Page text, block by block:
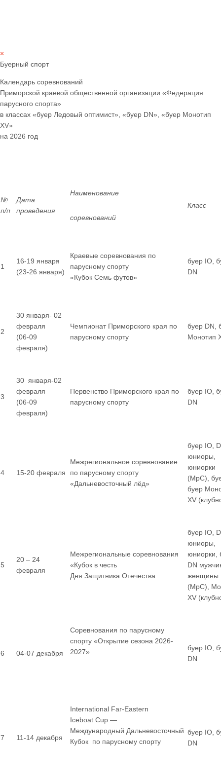
×
Буерный спорт
Календарь соревнований
Приморской краевой общественной организации «Федерация
парусного спорта»
в классах «буер Ледовый оптимист», «буер DN», «буер Монотип
XV»
на 2026 год
№
п/п
Дата
проведения
Наименование
соревнований
Класс
1
16-19 января
(23-26 января)
Краевые соревнования по
парусному спорту
«Кубок Семь футов»
буер IO,
DN
2
30 января- 02
февраля
(06-09
февраля)
Чемпионат Приморского края по
парусному спорту
буер DN,
Монотип
3
30 января-02
февраля
(06-09
февраля)
Первенство Приморского края по
парусному спорту
буер IO,
DN
4 15-20 февраля
Межрегиональное соревнование
по парусному спорту
«Дальневосточный лёд»
буер IO,
юниоры,
юниорки
(МрС),
буер
XV
5
20 – 24
февраля
Межрегиональные соревнования
«Кубок в честь
Дня Защитника Отечества
буер IO,
юниоры,
юниорки,
DN
женщины
(МрС),
XV
6 04-07 декабря
Соревнования по парусному
спорту «Открытие сезона 2026-
2027»
буер IO,
DN
7 11-14 декабря
International Far-Eastern
Iceboat Cup —
Международный Дальневосточный
Кубок по парусному спорту
буер IO,
DN